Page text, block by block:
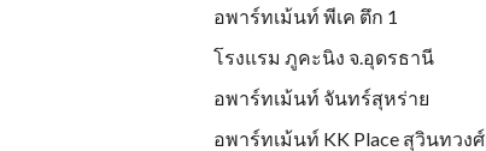
อพาร์ทเม้นท์ พีเค ตึก 1
โรงแรม ภูคะนิง จ.อุดรธานี
อพาร์ทเม้นท์ จันทร์สุหร่าย
อพาร์ทเม้นท์ KK Place สุวินทวงศ์